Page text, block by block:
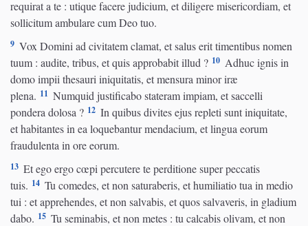
requirat a te : utique facere judicium, et diligere misericordiam, et
sollicitum ambulare cum Deo tuo.
9 Vox Domini ad civitatem clamat, et salus erit timentibus nomen
tuum : audite, tribus, et quis approbabit illud ? 10 Adhuc ignis in
domo impii thesauri iniquitatis, et mensura minor iræ
plena. 11 Numquid justificabo stateram impiam, et saccelli
pondera dolosa ? 12 In quibus divites ejus repleti sunt iniquitate,
et habitantes in ea loquebantur mendacium, et lingua eorum
fraudulenta in ore eorum.
13 Et ego ergo cœpi percutere te perditione super peccatis
tuis. 14 Tu comedes, et non saturaberis, et humiliatio tua in medio
tui : et apprehendes, et non salvabis, et quos salvaveris, in gladium
dabo. 15 Tu seminabis, et non metes : tu calcabis olivam, et non